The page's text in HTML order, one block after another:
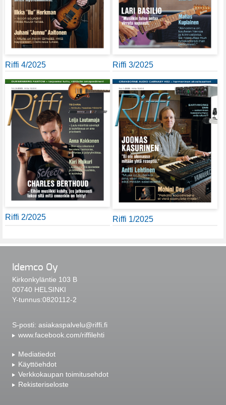
Riffi 4/2025 Riffi 3/2025
Riffi 2/2025 Riffi 1/2025
Idemco Oy
Kirkonkyläntie 103 B
00740 HELSINKI
Y-tunnus:0820112-2
S-posti: asiakaspalvelu@riffi.fi
www.facebook.com/riffilehti
Mediatiedot
Käyttöehdot
Verkkokaupan toimitusehdot
Rekisteriseloste